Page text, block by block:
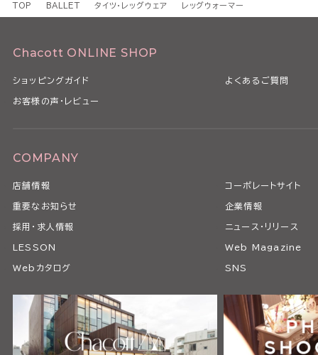
TOP BALLET タイツ・レッグウェア レッグウォーマー
Chacott ONLINE SHOP
ショッピングガイド よくあるご質問
お客様の声・レビュー
COMPANY
店舗情報 コーポレートサイト
重要なお知らせ 企業情報
採用・求人情報 ニュース・リリース
LESSON Web Magazine
Webカタログ SNS